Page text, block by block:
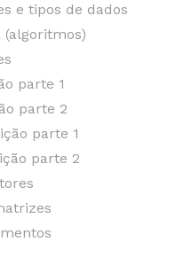
e tipos de dados
parte 1
parte 2
parte 1
parte 2